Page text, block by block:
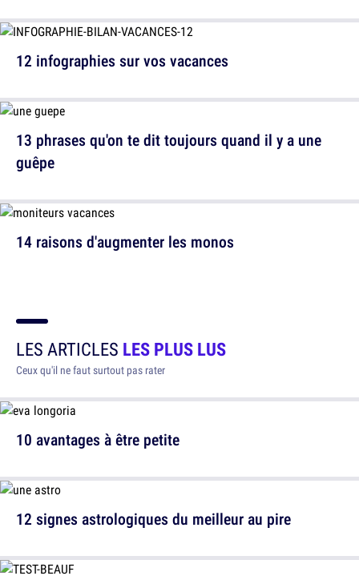
13 phrases qu'on te dit toujours quand il y a une
guêpe
12 infographies sur vos vacances
14 raisons d'augmenter les monos
LES ARTICLES LES PLUS LUS
Ceux qu'il ne faut surtout pas rater
10 avantages à être petite
12 signes astrologiques du meilleur au pire